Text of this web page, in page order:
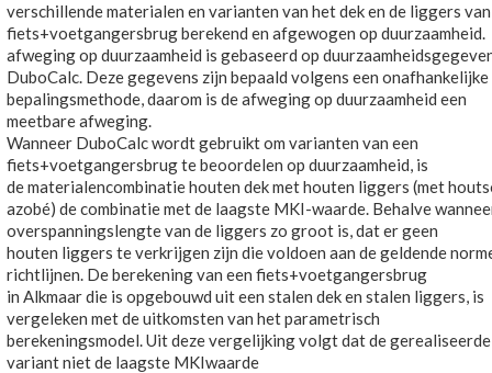
verschillende materialen en varianten van het dek en de liggers
fiets+voetgangersbrug berekend en afgewogen op duurzaamheid.
afweging op duurzaamheid is gebaseerd op
DuboCalc. Deze gegevens zijn bepaald volgens een onafhankelijke
bepalingsmethode, daarom is de afweging op duurzaamheid een
meetbare afweging.
Wanneer DuboCalc wordt gebruikt om varianten van een
fiets+voetgangersbrug te beoordelen op duurzaamheid, is
de materialencombinatie houten dek met houten liggers (met
azobé) de combinatie met de laagste MKI-waarde. Behalve
overspanningslengte van de liggers zo groot is, dat er geen
houten liggers te verkrijgen zijn die voldoen aan de geldende
richtlijnen. De berekening van een fiets+voetgangersbrug
in Alkmaar die is opgebouwd uit een stalen dek en stalen liggers, is
vergeleken met de uitkomsten van het parametrisch
berekeningsmodel. Uit deze vergelijking volgt dat de gerealiseerde
variant niet de laagste MKIwaarde